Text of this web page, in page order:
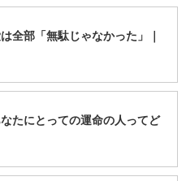
全部「無駄じゃなかった」｜
なたにとっての運命の人ってど